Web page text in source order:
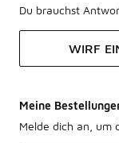
Du brauchst
WIRF
Meine
Melde dich an, um